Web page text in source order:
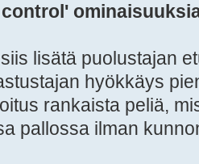
control'
lisätä puolustajan
hyökkäys
rankaista peliä,
pallossa ilman